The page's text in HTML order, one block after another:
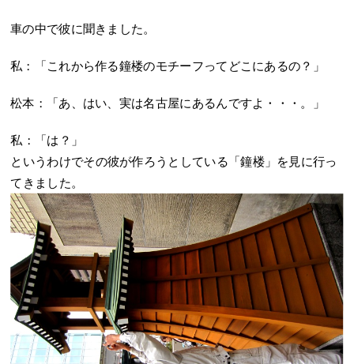
車の中で彼に聞きました。
私：「これから作る鐘楼のモチーフってどこにあるの？」
松本：「あ、はい、実は名古屋にあるんですよ・・・。」
私：「は？」
というわけでその彼が作ろうとしている「鐘楼」を見に行っ
てきました。